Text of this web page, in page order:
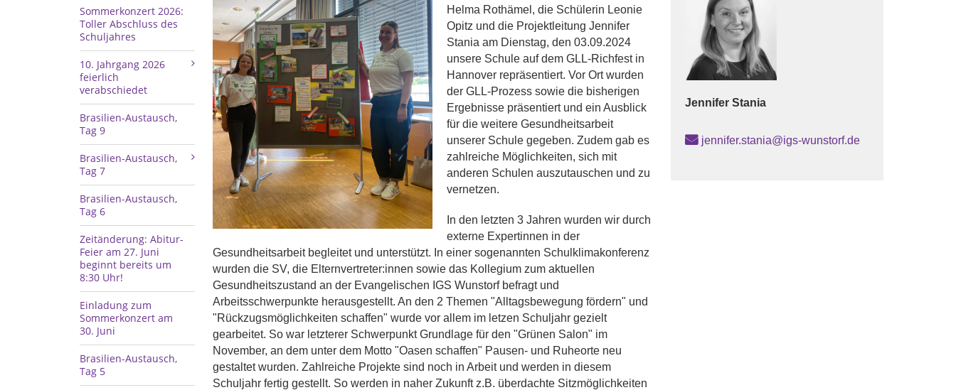
Sommerkonzert 2026:
Toller Abschluss des
Schuljahres
10. Jahrgang 2026
feierlich
verabschiedet
Brasilien-Austausch,
Tag 9
Brasilien-Austausch,
Tag 7
Brasilien-Austausch,
Tag 6
Zeitänderung: Abitur-
Feier am 27. Juni
beginnt bereits um
8:30 Uhr!
Einladung zum
Sommerkonzert am
30. Juni
Brasilien-Austausch,
Tag 5
Helma Rothämel, die Schülerin Leonie
Opitz und die Projektleitung Jennifer
Stania am Dienstag, den 03.09.2024
unsere Schule auf dem GLL-Richfest in
Hannover repräsentiert. Vor Ort wurden
der GLL-Prozess sowie die bisherigen
Ergebnisse präsentiert und ein Ausblick
für die weitere Gesundheitsarbeit
unserer Schule gegeben. Zudem gab es
zahlreiche Möglichkeiten, sich mit
anderen Schulen auszutauschen und zu
vernetzen.
In den letzten 3 Jahren wurden wir durch
externe Expertinnen in der
Gesundheitsarbeit begleitet und unterstützt. In einer sogenannten Schulklimakonferenz
wurden die SV, die Elternvertreter:innen sowie das Kollegium zum aktuellen
Gesundheitszustand an der Evangelischen IGS Wunstorf befragt und
Arbeitsschwerpunkte herausgestellt. An den 2 Themen "Alltagsbewegung fördern" und
"Rückzugsmöglichkeiten schaffen" wurde vor allem im letzen Schuljahr gezielt
gearbeitet. So war letzterer Schwerpunkt Grundlage für den "Grünen Salon" im
November, an dem unter dem Motto "Oasen schaffen" Pausen- und Ruheorte neu
gestaltet wurden. Zahlreiche Projekte sind noch in Arbeit und werden in diesem
Schuljahr fertig gestellt. So werden in naher Zukunft z.B. überdachte Sitzmöglichkeiten
Jennifer Stania
jennifer.stania@igs-wunstorf.de